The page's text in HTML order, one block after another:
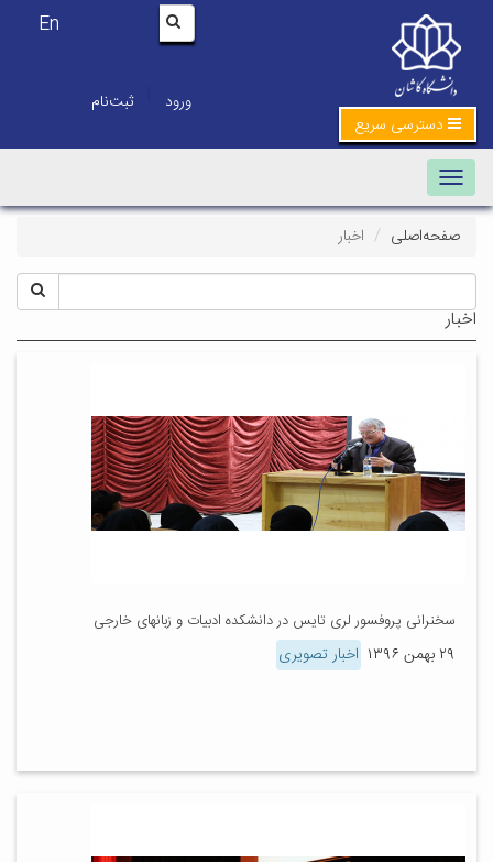
En
ورود | ثبت‌نام
دسترسی سریع
Toggle navigation
صفحه‌اصلی اخبار
اخبار
سخنرانی پروفسور لری تایس در دانشکده ادبیات و زبان‎های خارجی
۲۹ بهمن ۱۳۹۶ اخبار تصویری